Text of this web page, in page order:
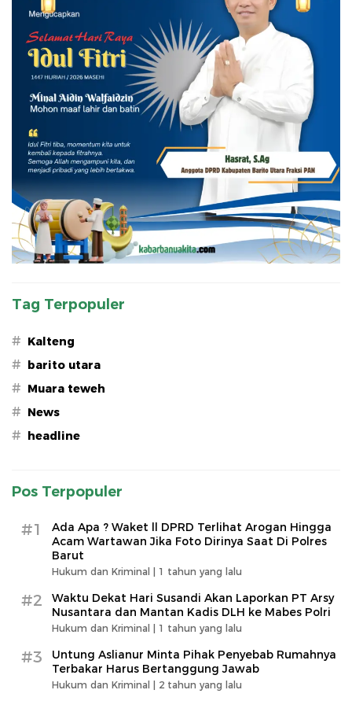
Tag Terpopuler
# Kalteng
# barito utara
# Muara teweh
# News
# headline
Pos Terpopuler
#1
Ada Apa ? Waket ll DPRD Terlihat Arogan Hingga
Acam Wartawan Jika Foto Dirinya Saat Di Polres
Barut
Hukum dan Kriminal | 1 tahun yang lalu
#2
Waktu Dekat Hari Susandi Akan Laporkan PT Arsy
Nusantara dan Mantan Kadis DLH ke Mabes Polri
Hukum dan Kriminal | 1 tahun yang lalu
#3
Untung Aslianur Minta Pihak Penyebab Rumahnya
Terbakar Harus Bertanggung Jawab
Hukum dan Kriminal | 2 tahun yang lalu